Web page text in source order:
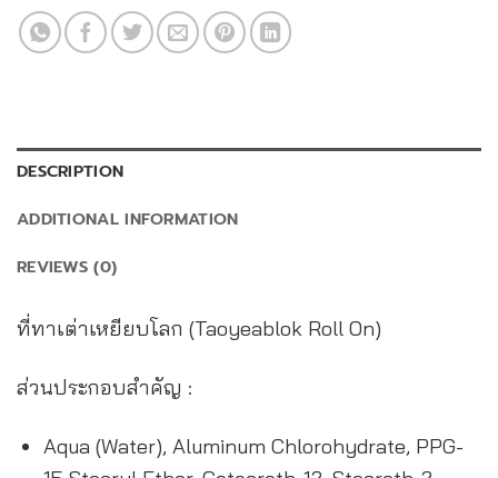
DESCRIPTION
ADDITIONAL INFORMATION
REVIEWS (0)
ที่ทาเต่าเหยียบโลก (Taoyeablok Roll On)
ส่วนประกอบสำคัญ :
Aqua (Water), Aluminum Chlorohydrate, PPG-